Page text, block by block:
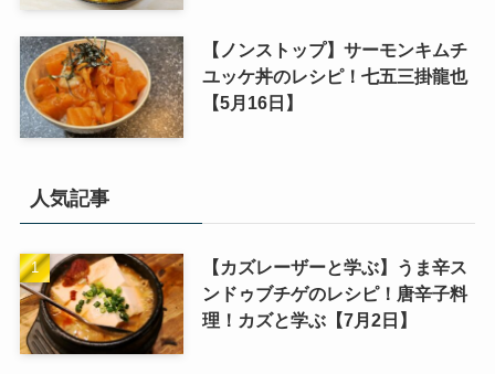
【ノンストップ】サーモンキムチ
ユッケ丼のレシピ！七五三掛龍也
【5月16日】
人気記事
【カズレーザーと学ぶ】うま辛ス
ンドゥブチゲのレシピ！唐辛子料
理！カズと学ぶ【7月2日】